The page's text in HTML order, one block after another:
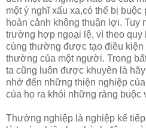
một ý nghĩ xấu xa,có thể bị
hoàn cảnh không thuận lợi. Tuy
trường hợp ngoại lệ, vì theo
cùng thường được tạo điều
thường của một người. Trong
ta cũng luôn được khuyên là
nhớ đến những thiện nghiệp
của họ ra khỏi những ràng buộc
Thường nghiệp là nghiệp kế